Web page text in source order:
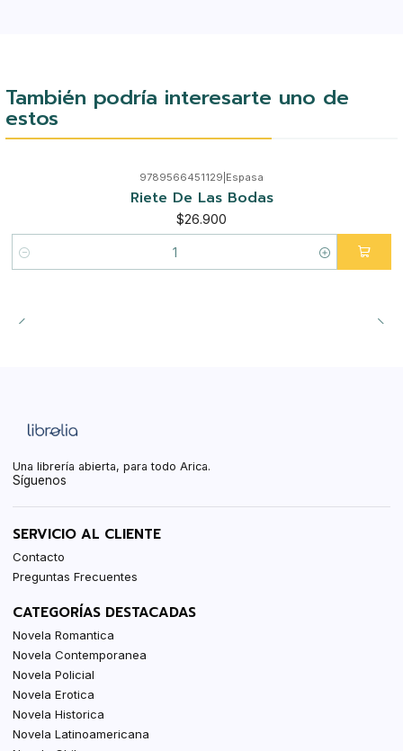
También podría interesarte uno de
estos
9789566451129 Espasa
Riete De Las Bodas
$26.900
Cantidad
Una librería abierta, para todo Arica.
Síguenos
SERVICIO AL CLIENTE
Contacto
Preguntas Frecuentes
CATEGORÍAS DESTACADAS
Novela Romantica
Novela Contemporanea
Novela Policial
Novela Erotica
Novela Historica
Novela Latinoamericana